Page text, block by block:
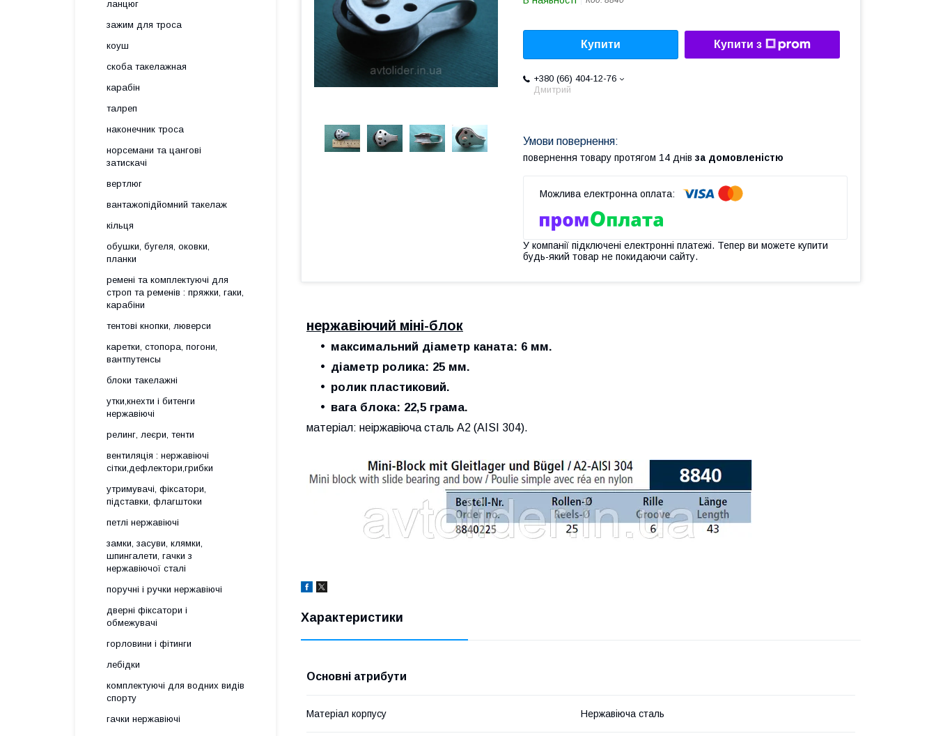
Купити Купити з
+380 (66) 404-12-76
Дмитрий
повернення товару протягом 14 днів за домовленістю
У компанії підключені електронні платежі. Тепер ви можете купити
будь-який товар не покидаючи сайту.
нержавіючий міні-блок
максимальний діаметр каната: 6 мм.
діаметр ролика: 25 мм.
ролик пластиковий.
вага блока: 22,5 грама.
матеріал: неіржавіюча сталь А2 (AISI 304).
Характеристики
Основні атрибути
Матеріал корпусу Нержавіюча сталь
ланцюг
зажим для троса
коуш
скоба такелажная
карабін
талреп
наконечник троса
норсемани та цангові
затискачі
вертлюг
вантажопідйомний такелаж
кільця
обушки, бугеля, оковки,
планки
ремені та комплектуючі для
строп та ременів : пряжки, гаки,
карабіни
тентові кнопки, люверси
каретки, стопора, погони,
вантпутенсы
блоки такелажні
утки,кнехти і битенги
нержавіючі
релинг, леєри, тенти
вентиляція : нержавіючі
сітки,дефлектори,грибки
утримувачі, фіксатори,
підставки, флагштоки
петлі нержавіючі
замки, засуви, клямки,
шпингалети, гачки з
нержавіючої сталі
поручні і ручки нержавіючі
дверні фіксатори і
обмежувачі
горловини і фітинги
лебідки
комплектуючі для водних видів
спорту
гачки нержавіючі